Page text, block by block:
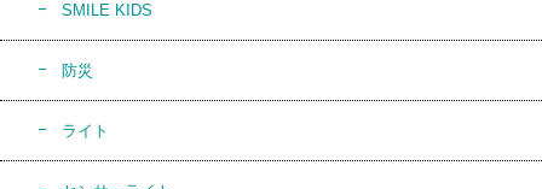
SMILE KIDS
防災
ライト